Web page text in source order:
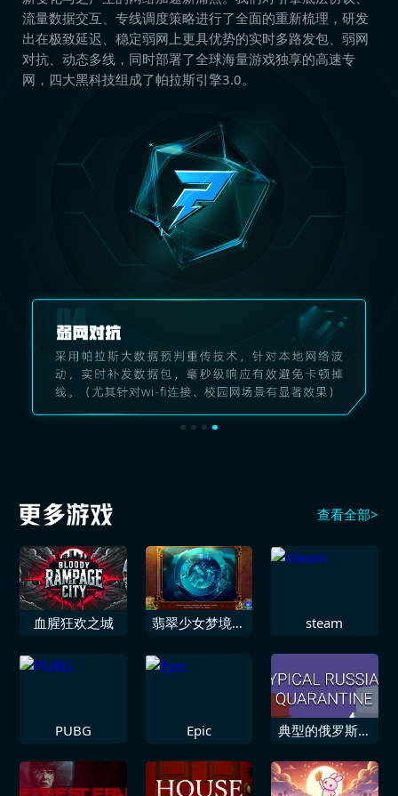
流量数据交互、专线调度策略进行了全面的重新梳理，研发
出在极致延迟、稳定弱网上更具优势的实时多路发包、弱网
对抗、动态多线，同时部署了全球海量游戏独享的高速专
网，四大黑科技组成了帕拉斯引擎3.0。
查看全部>
血腥狂欢之城
翡翠少女梦境交
steam
PUBG Epic
典型的俄罗斯隔